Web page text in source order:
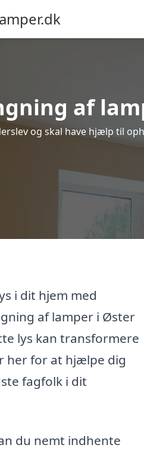
af
og skal have hjælp til
i dit hjem med
af lamper i Øster
lys kan transformere
her for at hjælpe dig
fagfolk i dit
du nemt indhente